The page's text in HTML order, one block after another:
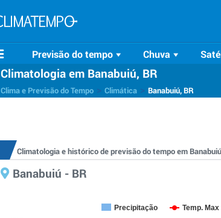
Previsão do tempo Chuva
Climatologia em Banabuiú, BR
Clima e Previsão do Tempo Climática Banabuiú, BR
Climatologia e histórico de previsão do tempo em
Banabuiú - BR
Precipitação Temp. Max